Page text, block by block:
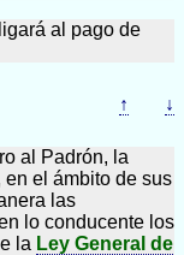
al pago de
↑ ↓
al Padrón, la
el ámbito de sus
las
lo conducente los
la Ley General de